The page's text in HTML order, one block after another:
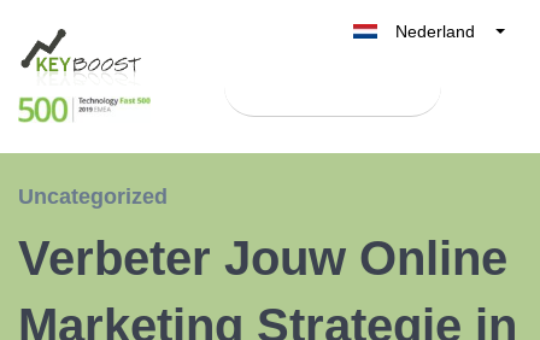
Nederland
België
España
Uncategorized
Verbeter Jouw Online
Marketing Strategie in